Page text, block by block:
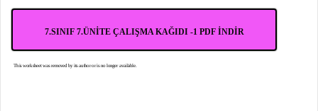
7.SINIF 7.ÜNİTE ÇALIŞMA KAĞIDI -1 PDF İNDİR